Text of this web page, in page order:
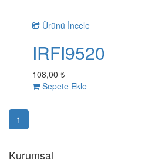
Ürünü İncele
IRFI9520
108,00 ₺
Sepete Ekle
1
Kurumsal